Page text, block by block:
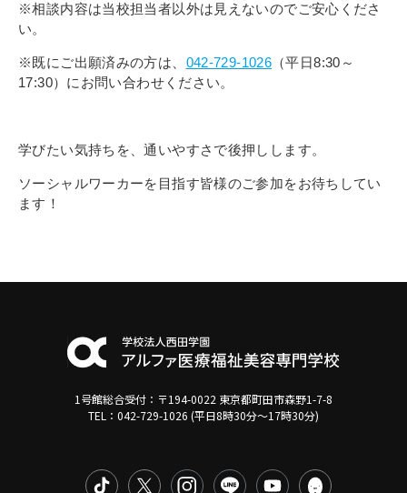
※相談内容は当校担当者以外は見えないのでご安心くださ
い。
※既にご出願済みの方は、 042-729-1026 （平日8:30～
17:30）にお問い合わせください。
学びたい気持ちを、通いやすさで後押しします。
ソーシャルワーカーを目指す皆様のご参加をお待ちしてい
ます！
1号館総合受付：〒194-0022 東京都町田市森野1-7-8
TEL：042-729-1026 (平日8時30分〜17時30分)